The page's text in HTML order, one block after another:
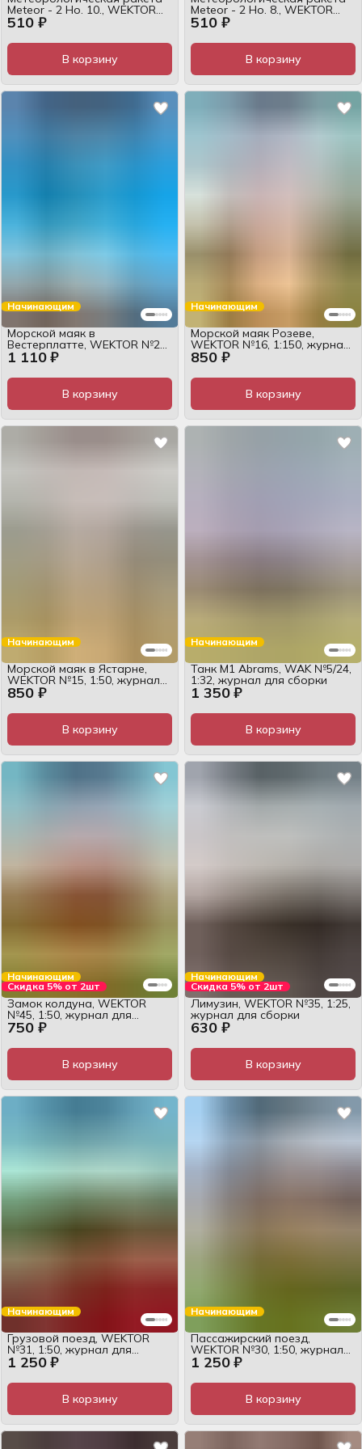
510 ₽
Meteor - 2 Но. 10., WEKTOR
№26, 1:10, журнал
В корзину
510 ₽
Meteor - 2 Но. 8., WEKTOR
№25, 1:10, журнал
В корзину
Начинающим
1 110 ₽
Морской маяк в
Вестерплатте, WEKTOR №22,
1:50, журнал
В корзину
Начинающим
850 ₽
Морской маяк Розеве,
WEKTOR №16, 1:150, журнал
для сборки
В корзину
Начинающим
850 ₽
Морской маяк в Ястарне,
WEKTOR №15, 1:50, журнал
для сборки
В корзину
Начинающим
1 350 ₽
Танк M1 Abrams, WAK №5/24,
1:32, журнал для сборки
В корзину
Начинающим
Скидка 5% от 2шт
750 ₽
Замок колдуна, WEKTOR
№45, 1:50, журнал для
сборки
В корзину
Начинающим
Скидка 5% от 2шт
630 ₽
Лимузин, WEKTOR №35, 1:25,
журнал для сборки
В корзину
Начинающим
1 250 ₽
Грузовой поезд, WEKTOR
№31, 1:50, журнал для
сборки
В корзину
Начинающим
1 250 ₽
Пассажирский поезд,
WEKTOR №30, 1:50, журнал
для сборки
В корзину